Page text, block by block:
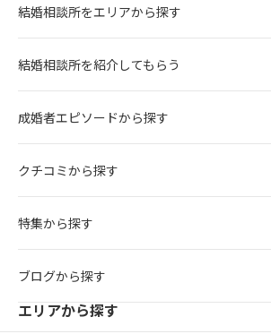
結婚相談所をエリアから探す
結婚相談所を紹介してもらう
成婚者エピソードから探す
クチコミから探す
特集から探す
ブログから探す
エリアから探す